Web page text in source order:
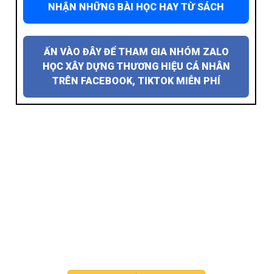
NHẬN NHỮNG BÀI HỌC HAY TỪ SÁCH
ẤN VÀO ĐÂY ĐỂ THAM GIA NHÓM ZALO
HỌC XÂY DỰNG THƯƠNG HIỆU CÁ NHÂN
TRÊN FACEBOOK, TIKTOK MIỄN PHÍ